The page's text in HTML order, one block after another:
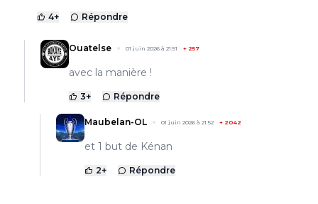
4+ Répondre
Ouatelse 01 juin 2026 à 21:51 + 257
avec la manière !
3+ Répondre
Maubelan-OL 01 juin 2026 à 21:52 + 2042
et 1 but de Kénan
2+ Répondre